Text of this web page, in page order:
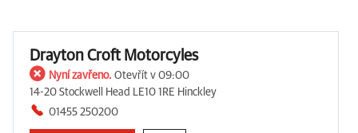
Drayton Croft Motorcyles
Nyní zavřeno. Otevřít v 09:00
14-20 Stockwell Head LE10 1RE Hinckley
01455 250200